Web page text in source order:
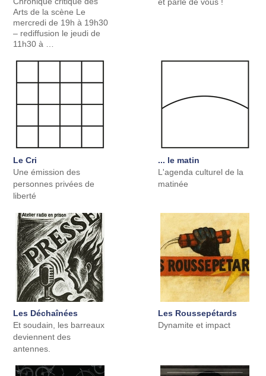
Arts de la scène Le
mercredi de 19h à 19h30
– rediffusion le jeudi de
11h30 à …
Le Cri
Une émission des
personnes privées de
liberté
... le matin
L'agenda culturel de la
matinée
Les Déchaînées
Et soudain, les barreaux
deviennent des
antennes.
Les Roussepétards
Dynamite et impact